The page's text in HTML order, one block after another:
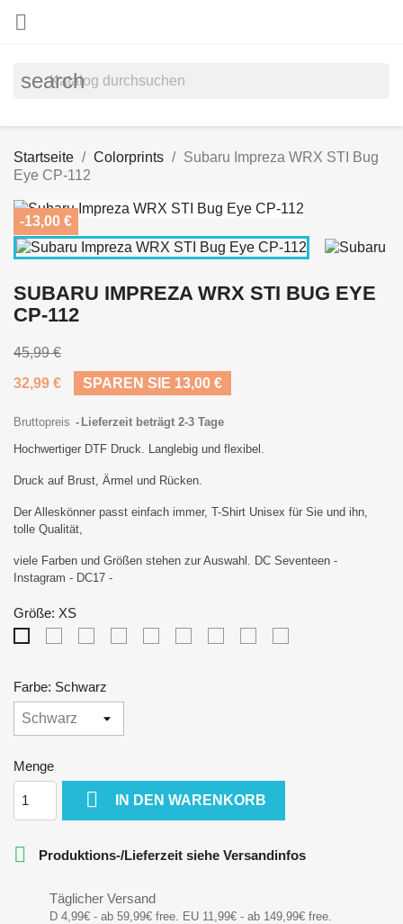

search
Startseite Colorprints
Subaru Impreza WRX STI Bug
Eye CP-112
-13,00 €
SUBARU IMPREZA WRX STI BUG EYE
CP-112
45,99 €
32,99 €
SPAREN SIE 13,00 €
Bruttopreis
Lieferzeit beträgt 2-3 Tage
Hochwertiger DTF Druck. Langlebig und flexibel.
Druck auf Brust, Ärmel und Rücken.
Der Alleskönner passt einfach immer, T-Shirt Unisex für Sie und ihn,
tolle Qualität,
viele Farben und Größen stehen zur Auswahl. DC Seventeen -
Instagram - DC17 -
Größe: XS
Farbe: Schwarz
Menge
 IN DEN WARENKORB
 Produktions-/Lieferzeit siehe Versandinfos
Täglicher Versand
D 4,99€ - ab 59,99€ free. EU 11,99€ - ab 149,99€ free.